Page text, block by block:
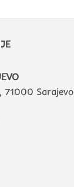
71000 Sarajevo